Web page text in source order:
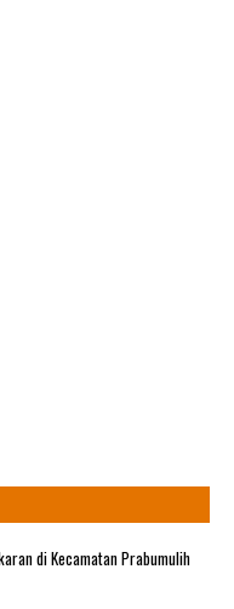
di Kecamatan Prabumulih